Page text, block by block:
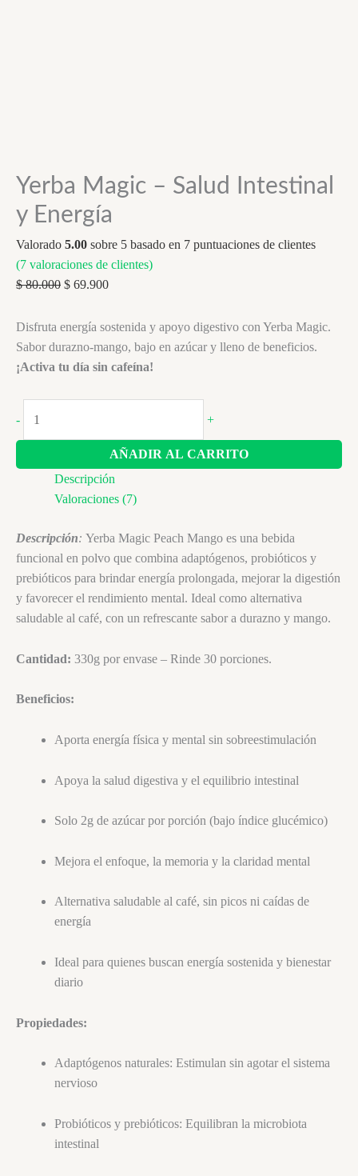
Yerba Magic – Salud Intestinal
y Energía
Valorado 5.00 sobre 5 basado en 7 puntuaciones de clientes
(7 valoraciones de clientes)
$80.000 Original
was:
$ 80.000.
$ 69.900Current
is:
$ 69.900.
Disfruta energía sostenida y apoyo digestivo con Yerba Magic.
Sabor durazno-mango, bajo en azúcar y lleno de beneficios.
¡Activa tu día sin cafeína!
-
Magic
Salud
cantidad
+
AÑADIR AL CARRITO
Descripción
Valoraciones (7)
Descripción: Yerba Magic Peach Mango es una bebida
funcional en polvo que combina adaptógenos, probióticos y
prebióticos para brindar energía prolongada, mejorar la digestión
y favorecer el rendimiento mental. Ideal como alternativa
saludable al café, con un refrescante sabor a durazno y mango.
Cantidad: 330g por envase – Rinde 30 porciones.
Beneficios:
Aporta energía física y mental sin sobreestimulación
Apoya la salud digestiva y el equilibrio intestinal
Solo 2g de azúcar por porción (bajo índice glucémico)
Mejora el enfoque, la memoria y la claridad mental
Alternativa saludable al café, sin picos ni caídas de
energía
Ideal para quienes buscan energía sostenida y bienestar
diario
Propiedades:
Adaptógenos naturales: Estimulan sin agotar el sistema
nervioso
Probióticos y prebióticos: Equilibran la microbiota
intestinal